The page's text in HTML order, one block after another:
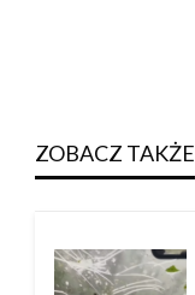
ZOBACZ TAKŻE